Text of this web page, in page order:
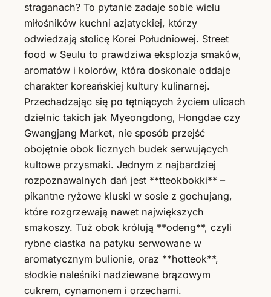
straganach? To pytanie zadaje sobie wielu
miłośników kuchni azjatyckiej, którzy
odwiedzają stolicę Korei Południowej. Street
food w Seulu to prawdziwa eksplozja smaków,
aromatów i kolorów, która doskonale oddaje
charakter koreańskiej kultury kulinarnej.
Przechadzając się po tętniących życiem ulicach
dzielnic takich jak Myeongdong, Hongdae czy
Gwangjang Market, nie sposób przejść
obojętnie obok licznych budek serwujących
kultowe przysmaki. Jednym z najbardziej
rozpoznawalnych dań jest **tteokbokki** –
pikantne ryżowe kluski w sosie z gochujang,
które rozgrzewają nawet największych
smakoszy. Tuż obok królują **odeng**, czyli
rybne ciastka na patyku serwowane w
aromatycznym bulionie, oraz **hotteok**,
słodkie naleśniki nadziewane brązowym
cukrem, cynamonem i orzechami.